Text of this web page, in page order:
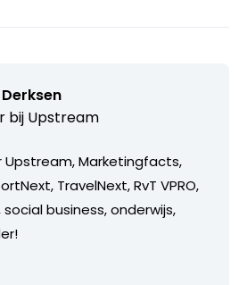
bij Upstream
Marketingfacts,
TravelNext, RvT VPRO,
social business, onderwijs,